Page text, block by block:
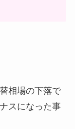
相場の下落で
スになった事